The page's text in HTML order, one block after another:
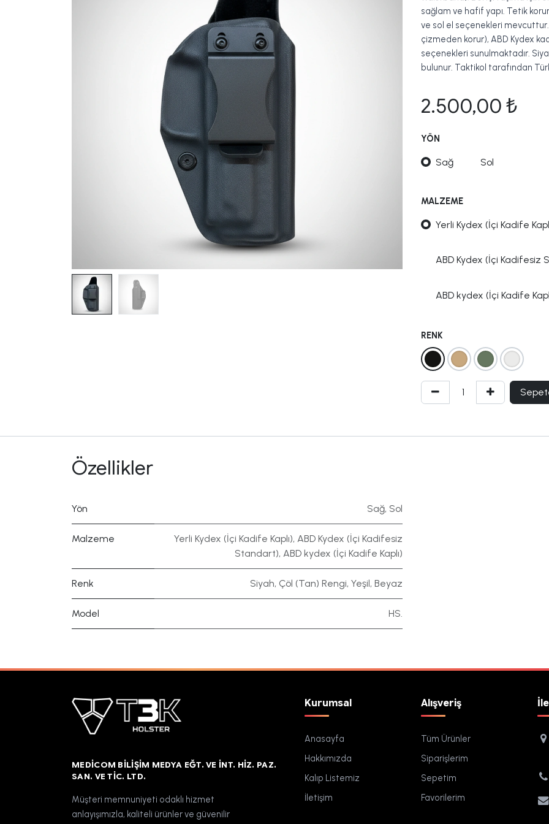
sağlam ve hafif yapı. Tetik
ve sol el seçenekleri mevcuttur.
çizmeden korur), ABD Kydex
seçenekleri sunulmaktadır.
bulunur. Taktikol tarafından
2.500,00 ₺
YÖN
Sağ Sol
MALZEME
Yerli Kydex (İçi Kadife
ABD Kydex (İçi Kadifesiz
ABD kydex (İçi Kadife
RENK
Özellikler
Yön Sağ, Sol
Malzeme Yerli Kydex (İçi Kadife Kaplı), ABD Kydex (İçi Kadifesiz
Standart), ABD kydex (İçi Kadife Kaplı)
Renk Siyah, Çöl (Tan) Rengi, Yeşil, Beyaz
Model HS.
MEDICOM BILIŞIM MEDYA EĞT. VE İNT. HIZ. PAZ.
SAN. VE TIC. LTD.
Müşteri memnuniyeti odaklı hizmet
anlayışımızla, kaliteli ürünler ve güvenilir
Kurumsal
Anasayfa
Hakkımızda
Kalıp Listemiz
İletişim
Alışveriş
Tüm Ürünler
Siparişlerim
Sepetim
Favorilerim